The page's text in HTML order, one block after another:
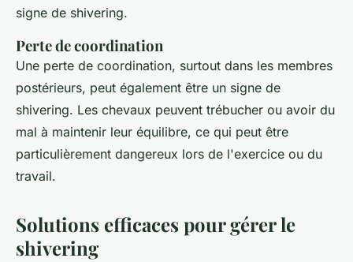
signe de shivering.
Perte de coordination
Une perte de coordination, surtout dans les membres
postérieurs, peut également être un signe de
shivering. Les chevaux peuvent trébucher ou avoir du
mal à maintenir leur équilibre, ce qui peut être
particulièrement dangereux lors de l'exercice ou du
travail.
Solutions efficaces pour gérer le
shivering